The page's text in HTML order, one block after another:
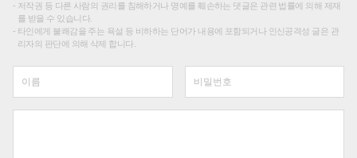
저작권 등 다른 사람의 권리를 침해하거나 명예를 훼손하는 댓글은 관련 법률에 의해 제재
를 받을 수 있습니다.
타인에게 불쾌감을 주는 욕설 등 비하하는 단어가 내용에 포함되거나 인신공격성 글은 관
리자의 판단에 의해 삭제 합니다.